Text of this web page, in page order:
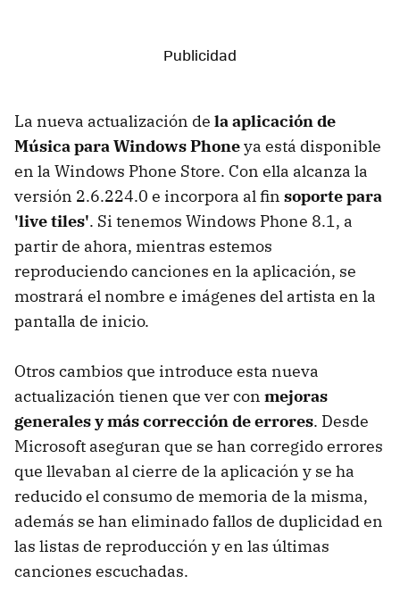
La nueva actualización de la aplicación de
Música para Windows Phoneya está disponible
en la Windows Phone Store. Con ella alcanza la
versión 2.6.224.0 e incorpora al fin soporte para
'live tiles'. Si tenemos Windows Phone 8.1, a
partir de ahora, mientras estemos
reproduciendo canciones en la aplicación, se
mostrará el nombre e imágenes del artista en la
pantalla de inicio.
Otros cambios que introduce esta nueva
actualización tienen que ver con mejoras
generales y más corrección de errores. Desde
Microsoft aseguran que se han corregido errores
que llevaban al cierre de la aplicación y se ha
reducido el consumo de memoria de la misma,
además se han eliminado fallos de duplicidad en
las listas de reproducción y en las últimas
canciones escuchadas.